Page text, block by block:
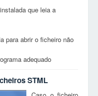
que leia a
para abrir o ficheiro não
adequado
STML